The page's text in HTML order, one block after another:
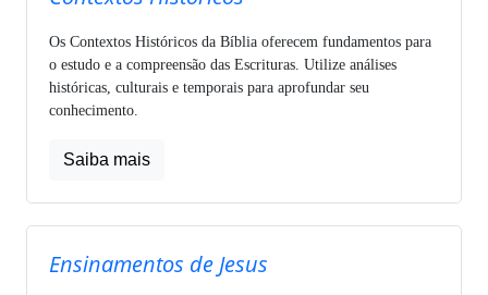
Os Contextos Históricos da Bíblia oferecem fundamentos para
o estudo e a compreensão das Escrituras. Utilize análises
históricas, culturais e temporais para aprofundar seu
conhecimento.
Saiba mais
Ensinamentos de Jesus